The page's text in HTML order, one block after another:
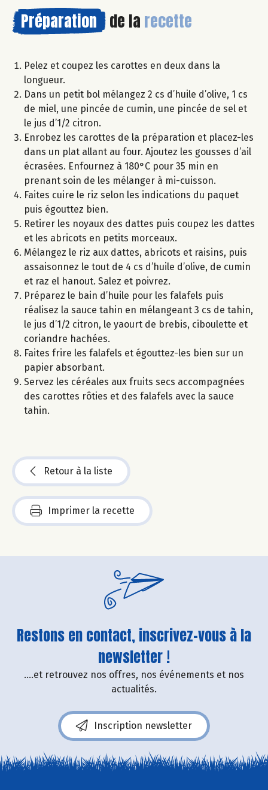
Préparation de la recette
Pelez et coupez les carottes en deux dans la
longueur.
Dans un petit bol mélangez 2 cs d’huile d’olive, 1 cs
de miel, une pincée de cumin, une pincée de sel et
le jus d’1/2 citron.
Enrobez les carottes de la préparation et placez-les
dans un plat allant au four. Ajoutez les gousses d’ail
écrasées. Enfournez à 180°C pour 35 min en
prenant soin de les mélanger à mi-cuisson.
Faites cuire le riz selon les indications du paquet
puis égouttez bien.
Retirer les noyaux des dattes puis coupez les dattes
et les abricots en petits morceaux.
Mélangez le riz aux dattes, abricots et raisins, puis
assaisonnez le tout de 4 cs d’huile d’olive, de cumin
et raz el hanout. Salez et poivrez.
Préparez le bain d’huile pour les falafels puis
réalisez la sauce tahin en mélangeant 3 cs de tahin,
le jus d’1/2 citron, le yaourt de brebis, ciboulette et
coriandre hachées.
Faites frire les falafels et égouttez-les bien sur un
papier absorbant.
Servez les céréales aux fruits secs accompagnées
des carottes rôties et des falafels avec la sauce
tahin.
Retour à la liste
Imprimer la recette
Restons en contact, inscrivez-vous à la
newsletter !
....et retrouvez nos offres, nos événements et nos
actualités.
Inscription newsletter